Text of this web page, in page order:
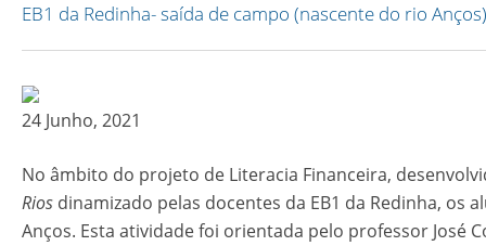
EB1 da Redinha- saída de campo (nascente do rio Anços)
24 Junho, 2021
No âmbito do projeto de Literacia Financeira,
Rios dinamizado pelas docentes da EB1 da Redinha, os
Anços. Esta atividade foi orientada pelo professor José